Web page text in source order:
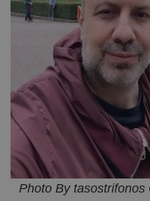
Photo By tasostrifonos